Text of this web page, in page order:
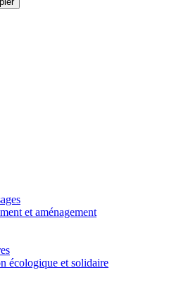
et aménagement
écologique et solidaire